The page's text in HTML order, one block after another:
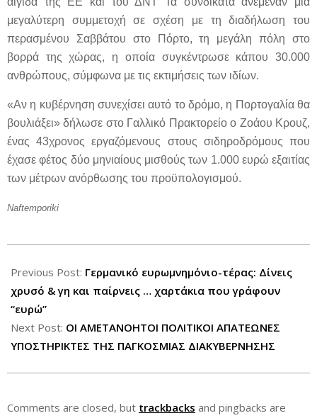
μεγαλύτερη συμμετοχή σε σχέση με τη διαδήλωση του
περασμένου Σαββάτου στο Πόρτο, τη μεγάλη πόλη στο
βορρά της χώρας, η οποία συγκέντρωσε κάπου 30.000
ανθρώπους, σύμφωνα με τις εκτιμήσεις των ιδίων.
«Αν η κυβέρνηση συνεχίσει αυτό το δρόμο, η Πορτογαλία θα
βουλιάξει» δήλωσε στο Γαλλικό Πρακτορείο ο Ζοάου Κρουζ,
ένας 43χρονος εργαζόμενους στους σιδηροδρόμους που
έχασε φέτος δύο μηνιαίους μισθούς των 1.000 ευρώ εξαιτίας
των μέτρων ανόρθωσης του προϋπολογισμού.
Naftemporiki
06-
16
Previous Post: Γερμανικό ευρωμνημόνιο-τέρας: Δίνεις
χρυσό & γη και παίρνεις … χαρτάκια που γράφουν
“ευρώ”
Next Post: ΟΙ ΑΜΕΤΑΝΟΗΤΟΙ ΠΟΛΙΤΙΚΟΙ ΑΠΑΤΕΩΝΕΣ
ΥΠΟΣΤΗΡΙΚΤΕΣ ΤΗΣ ΠΑΓΚΟΣΜΙΑΣ ΔΙΑΚΥΒΕΡΝΗΣΗΣ
Comments are closed, but trackbacks and pingbacks are